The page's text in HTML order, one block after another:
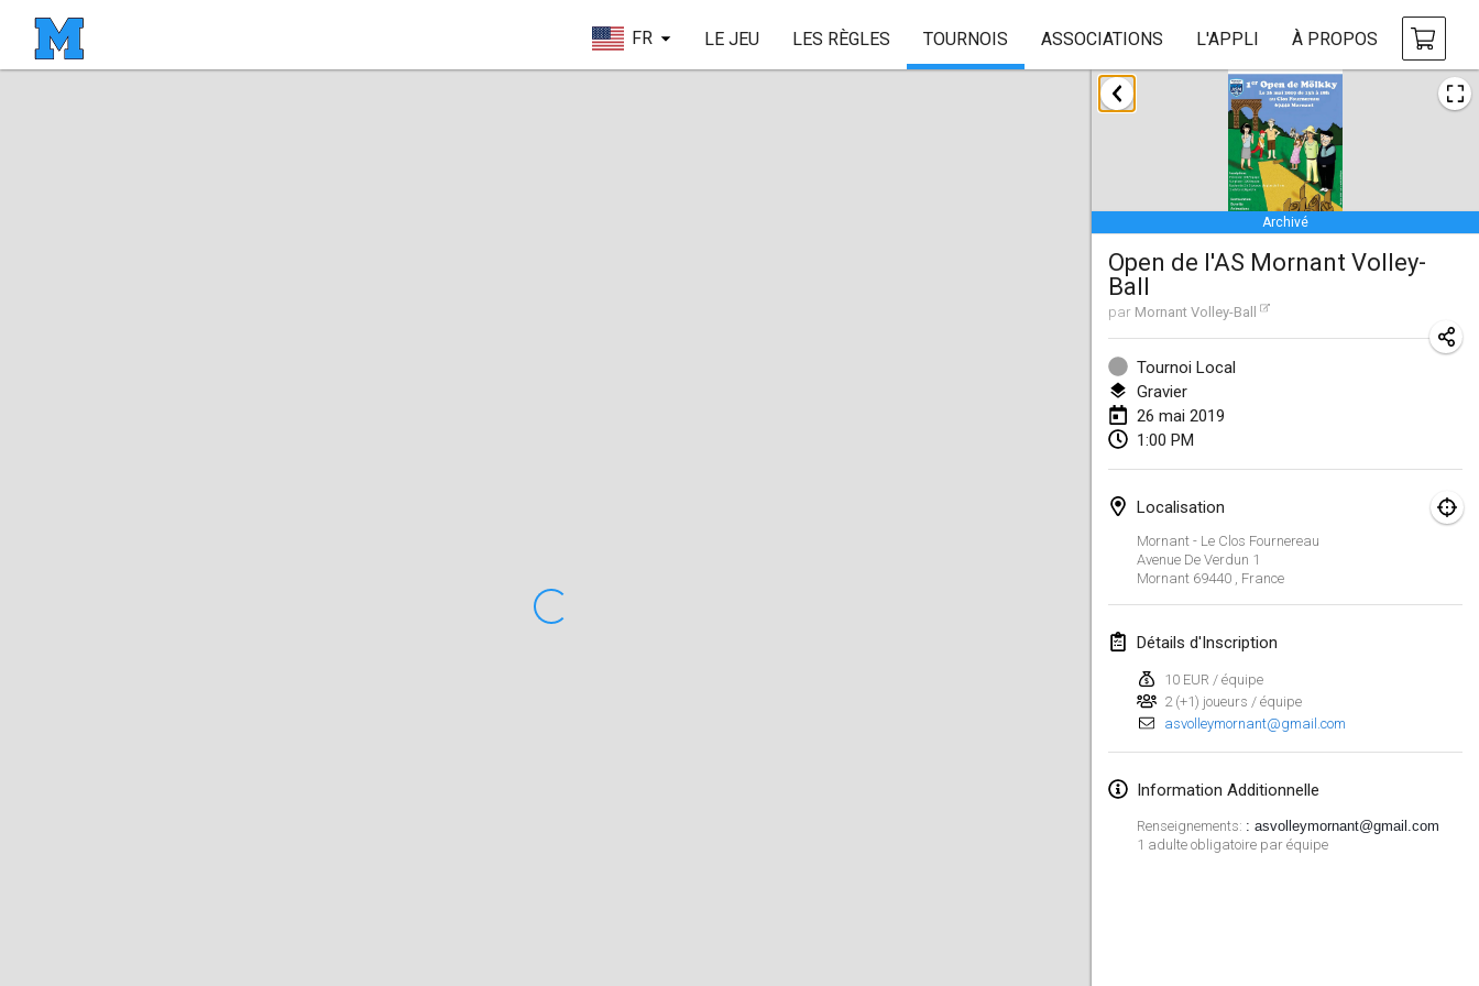
FR LE JEU LES RÈGLES TOURNOIS ASSOCIATIONS L'APPLI À PROPOS
Archivé
Open de l'AS Mornant Volley-
Ball
par Mornant Volley-Ball
Tournoi Local
Gravier
26 mai 2019
1:00 PM
Localisation
Mornant - Le Clos Fournereau
Avenue De Verdun 1
Mornant 69440
France
Détails d'Inscription
10 EUR / équipe
2 (+1) joueurs / équipe
asvolleymornant@gmail.com
Information Additionnelle
Renseignements: : asvolleymornant@gmail.com
1 adulte obligatoire par équipe
janvier 2019
New Year's Throw Mölkky
1 janv. 2019|République tchèque
Tournoi Mixte ASPTTOM
20 janv. 2019 | France
Tournoi d'Hiver
26 janv. 2019|France
Liekki Cup
26 janv. 2019
Tournoi de Mölkky - Lesfous Dubâtonvaigeois
février 2019
Kotka Mölkky Open Indoor
Lumi Mölkky
9 févr. 2019 | Finlande
9 févr. 2019|France
OTH